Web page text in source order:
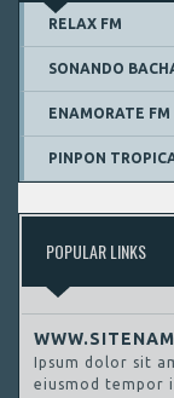
RELAX FM
SONANDO
ENAMORATE FM
PINPON
POPULAR LINKS
Ipsum dolor sit
eiusmod tempor